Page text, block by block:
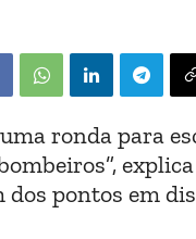
ronda para
dos pontos em